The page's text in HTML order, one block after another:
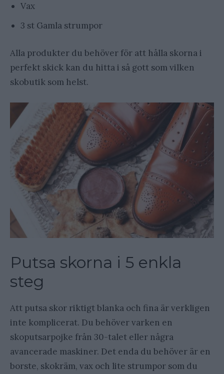
Vax
3 st Gamla strumpor
Alla produkter du behöver för att hålla skorna i
perfekt skick kan du hitta i så gott som vilken
skobutik som helst.
Putsa skorna i 5 enkla
steg
Att putsa skor riktigt blanka och fina är verkligen
inte komplicerat. Du behöver varken en
skoputsarpojke från 30-talet eller några
avancerade maskiner. Det enda du behöver är en
borste, skokräm, vax och lite strumpor som du